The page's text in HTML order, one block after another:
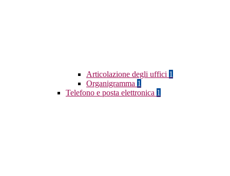
Articolazione degli uffici 1
Organigramma 1
Telefono e posta elettronica 1